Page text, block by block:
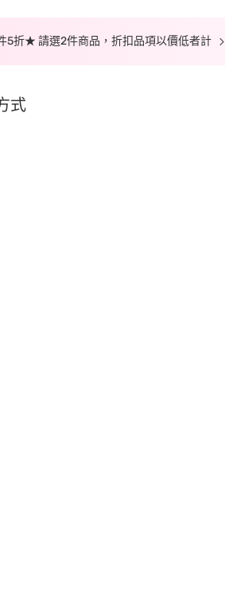
5折★ 請選2件商品，折扣品項以價低者計
式